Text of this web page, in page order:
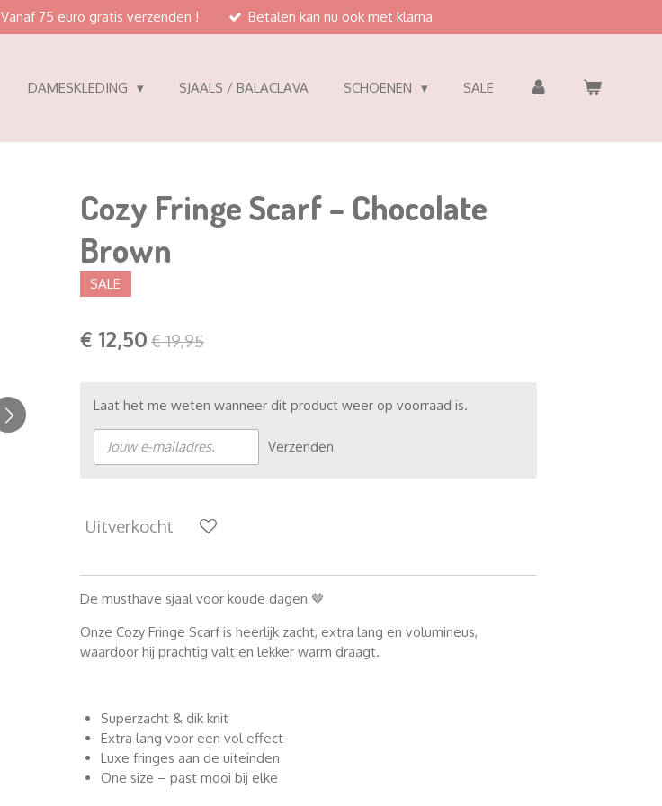
Vanaf 75 euro gratis verzenden ! Betalen kan nu ook met klarna
DAMESKLEDING SJAALS / BALACLAVA SCHOENEN SALE
Cozy Fringe Scarf – Chocolate
Brown
SALE
€ 12,50 € 19,95
Laat het me weten wanneer dit product weer op voorraad is.
Verzenden
Uitverkocht
De musthave sjaal voor koude dagen 🤎
Onze Cozy Fringe Scarf is heerlijk zacht, extra lang en volumineus,
waardoor hij prachtig valt en lekker warm draagt.
Superzacht & dik knit
Extra lang voor een vol effect
Luxe fringes aan de uiteinden
One size – past mooi bij elke